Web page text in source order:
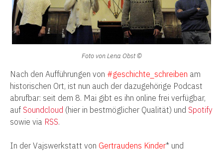
Foto von Lena Obst ©
Nach den Aufführungen von #geschichte_schreiben am
historischen Ort, ist nun auch der dazugehörige Podcast
abrufbar: seit dem 8. Mai gibt es ihn online frei verfügbar,
auf Soundcloud (hier in bestmöglicher Qualität) und Spotify
sowie via RSS.
In der Vajswerkstatt von Gertraudens Kinder* und